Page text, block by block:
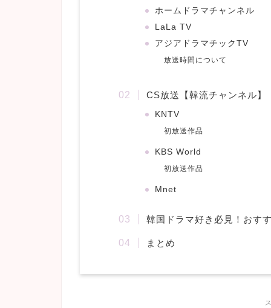
ホームドラマチャンネル
LaLa TV
アジアドラマチックTV
放送時間について
CS放送【韓流チャンネル】
KNTV
初放送作品
KBS World
初放送作品
Mnet
韓国ドラマ好き必見！おす
まとめ